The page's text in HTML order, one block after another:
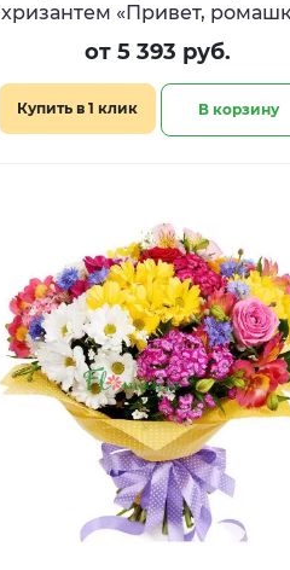
хризантем «Привет,
от 5 393 руб.
Купить в 1 клик В корзину